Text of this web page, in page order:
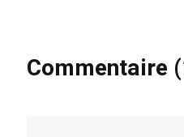
Commentaire